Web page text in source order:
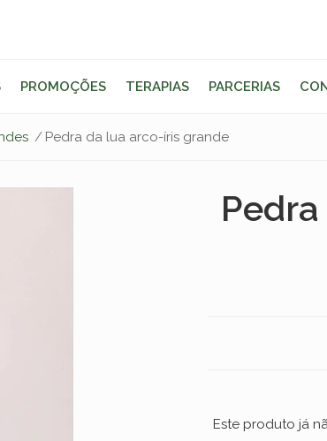
PROMOÇÕES TERAPIAS PARCERIAS
Pedra da lua arco-íris grande
Este produto já